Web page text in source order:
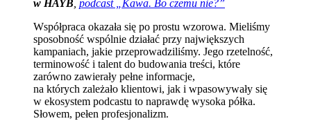
w HAYB podcast „Kawa. Bo czemu nie?”
Współpraca okazała się po prostu wzorowa. Mieliśmy
sposobność wspólnie działać przy największych
kampaniach, jakie przeprowadziliśmy. Jego rzetelność,
terminowość i talent do budowania treści, które
zarówno zawierały pełne informacje,
na których zależało klientowi, jak i wpasowywały się
w ekosystem podcastu to naprawdę wysoka półka.
Słowem, pełen profesjonalizm.